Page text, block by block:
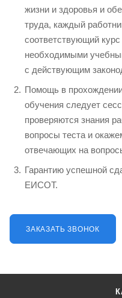
жизни и здоровья и
труда, каждый
соответствующий
необходимыми
с действующим
Помощь в
обучения следует
проверяются знания
вопросы теста и
отвечающих на
Гарантию успешной
ЕИСОТ.
ЗАКАЗАТЬ ЗВОНОК